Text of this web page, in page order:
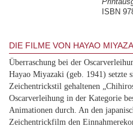
ISBN
DIE FILME VON HAYAO
Überraschung bei der
Hayao Miyazaki (geb. 1941) setzte
Zeichentrickstil gehaltenen
Oscarverleihung in der Kategorie
Animationen durch. An den
Zeichentrickfilm den